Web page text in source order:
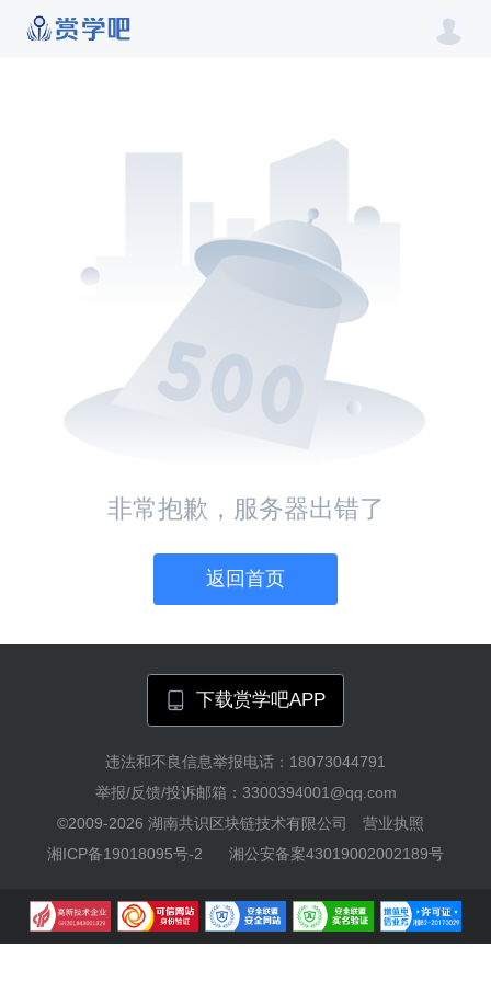
非常抱歉，服务器出错了
返回首页
下载赏学吧APP
违法和不良信息举报电话：18073044791
举报/反馈/投诉邮箱：3300394001@qq.com
©2009-2026 湖南共识区块链技术有限公司
营业执照
湘ICP备19018095号-2
湘公安备案43019002002189号